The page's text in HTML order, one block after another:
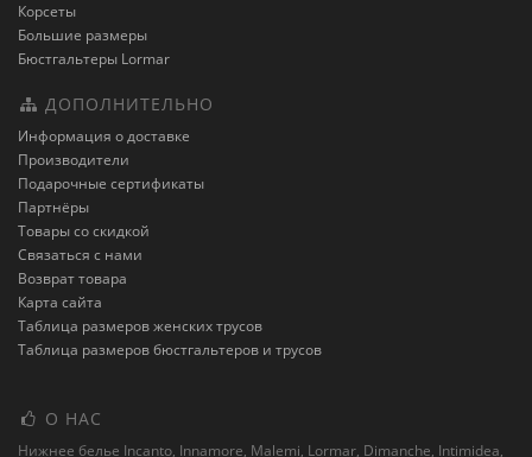
Корсеты
Большие размеры
Бюстгальтеры Lormar
ДОПОЛНИТЕЛЬНО
Информация о доставке
Производители
Подарочные сертификаты
Партнёры
Товары со скидкой
Связаться с нами
Возврат товара
Карта сайта
Таблица размеров женских трусов
Таблица размеров бюстгальтеров и трусов
О НАС
Нижнее белье Incanto, Innamore, Malemi, Lormar, Dimanche, Intimidea,